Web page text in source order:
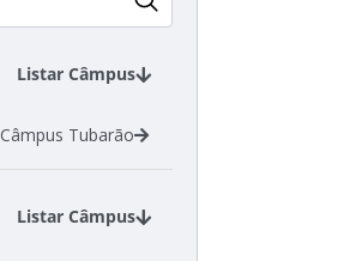
Listar Câmpus
Câmpus Tubarão
Listar Câmpus